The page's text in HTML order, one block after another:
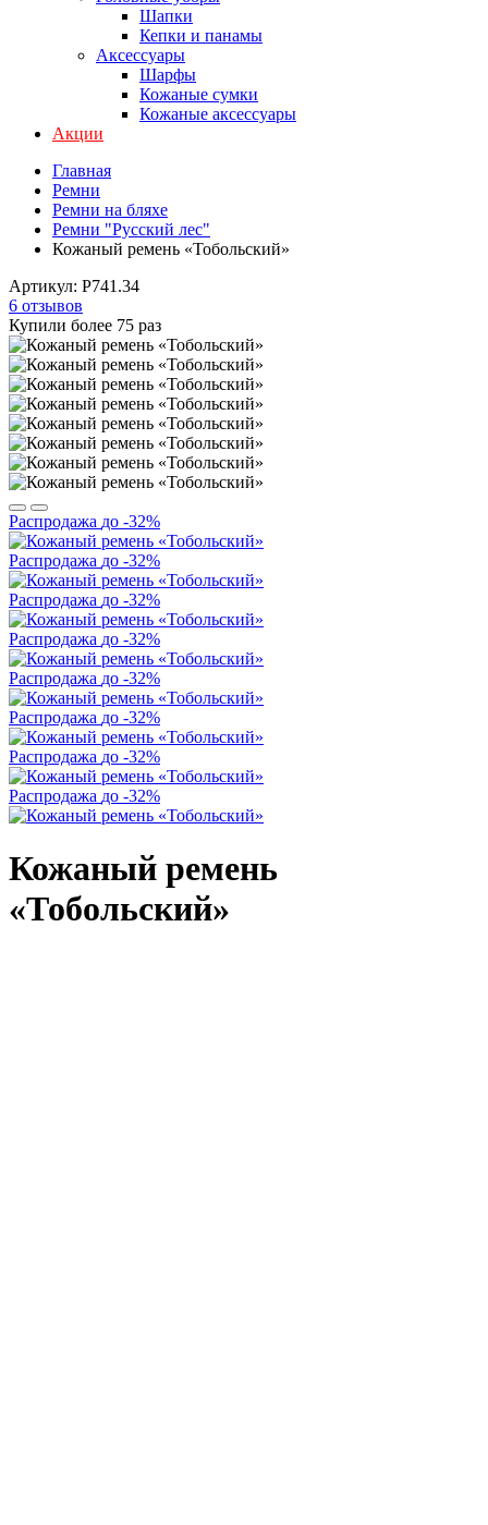
Шапки
Кепки и панамы
Аксессуары
Шарфы
Кожаные сумки
Кожаные аксессуары
Акции
Главная
Ремни
Ремни на бляхе
Ремни "Русский лес"
Кожаный ремень «Тобольский»
Артикул: P741.34
6 отзывов
Купили более 75 раз
Распродажа до -32%
Распродажа до -32%
Распродажа до -32%
Распродажа до -32%
Распродажа до -32%
Распродажа до -32%
Распродажа до -32%
Распродажа до -32%
Кожаный ремень
«Тобольский»